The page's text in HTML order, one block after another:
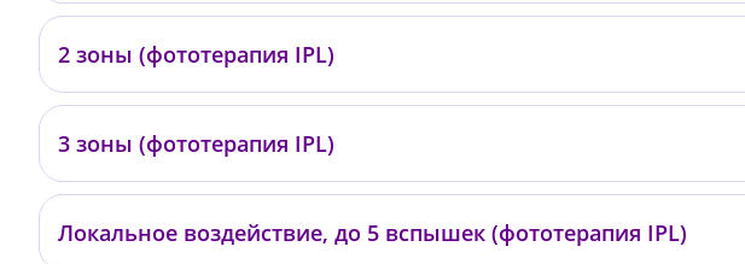
—
2 зоны (фототерапия IPL)
—
3 зоны (фототерапия IPL)
—
Локальное воздействие, до 5 вспышек (фототерапия IPL)